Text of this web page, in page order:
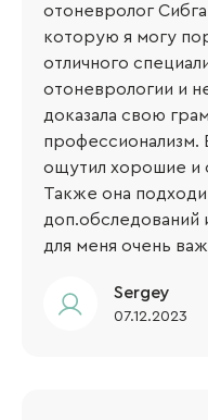
отоневролог
которую я могу
отличного
отоневрологии и
доказала свою
профессионализм.
ощутил хорошие и
Также она
доп.обследований
для меня очень
Sergey​
07.12.2023